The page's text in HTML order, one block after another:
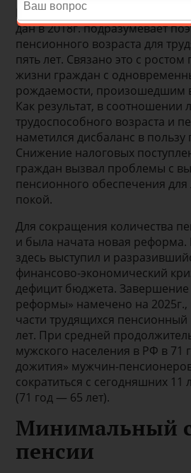
Новая пенсионная реформа,
дан в 2018г. подразумевает
пенсионного возраста для
пять лет. Связано это с
жизни граждан с
рождаемости, произошедшим
Как результат, в соотношении
трудоспособного возраста и
наметился дисбаланс в пользу
Снижение налоговых
граждан вызвал проблемы с
пенсионного обеспечения
покой.
Для сокращения количества
и была начата новая реформа.
здесь выступил и
финансово-экономический
дефицит бюджета. Завершение
реформы» намечено на 2025г.,
части трудящихся пенсионный
лет. При средней
мужского населения в РФ в 71
дожития» мужчин-
сократиться с сегодняшних 11
(71 год — 65 лет).
Минимальный
пенсии